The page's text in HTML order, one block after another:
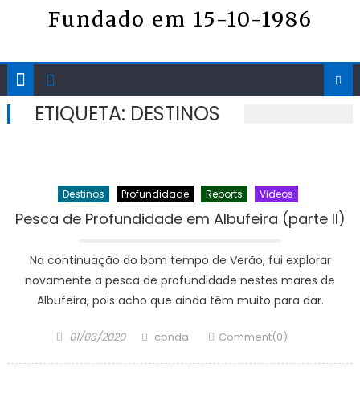
Fundado em 15-10-1986
ETIQUETA: DESTINOS
Destinos Profundidade Reports Videos
Pesca de Profundidade em Albufeira (parte II)
Na continuação do bom tempo de Verão, fui explorar
novamente a pesca de profundidade nestes mares de
Albufeira, pois acho que ainda têm muito para dar.
Posted
01/03/2020 Author
cpnda Comment(0)